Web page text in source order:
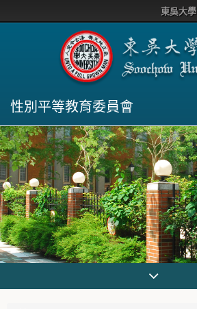
東吳大學
性別平等教育委員會